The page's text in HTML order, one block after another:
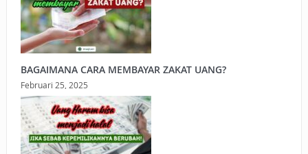
BAGAIMANA CARA MEMBAYAR ZAKAT UANG?
Februari 25, 2025